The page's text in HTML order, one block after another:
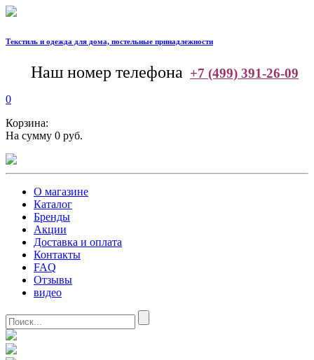
Текстиль и одежда для дома, постельные принадлежности
Наш номер телефона +7 (499) 391-26-09
0
Корзина:
На сумму 0 руб.
О магазине
Каталог
Бренды
Акции
Доставка и оплата
Контакты
FAQ
Отзывы
видео